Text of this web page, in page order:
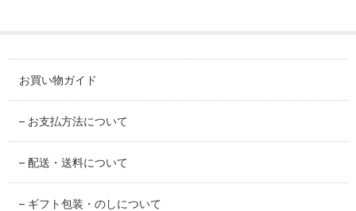
MAGNIFIER
カテゴリ別
BY CATEGORY
皿・プレート
お買い物ガイド
– お支払方法について
– 配送・送料について
– ギフト包装・のしについて